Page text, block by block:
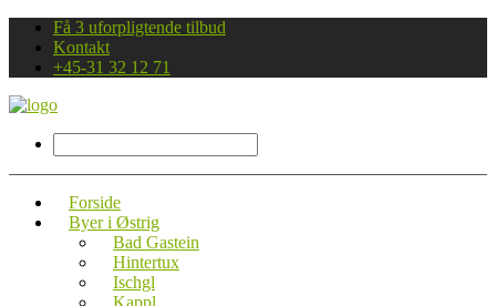
Få 3 uforpligtende tilbud
Kontakt
+45-31 32 12 71
Forside
Byer i Østrig
Bad Gastein
Hintertux
Ischgl
Kappl